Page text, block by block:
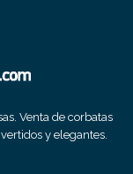
Venta de corbatas
y elegantes.